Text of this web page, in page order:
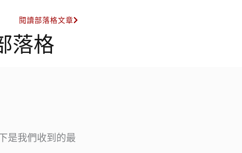
閱讀部落格文章
落格
是我們收到的最